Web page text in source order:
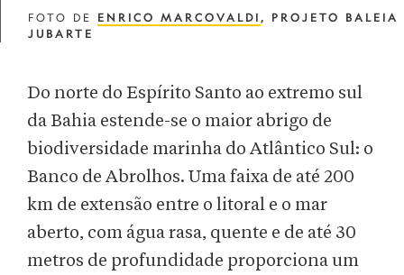
FOTO DE ENRICO MARCOVALDI , PROJETO BALEIA
JUBARTE
Do norte do Espírito Santo ao extremo sul
da Bahia estende-se o maior abrigo de
biodiversidade marinha do Atlântico Sul: o
Banco de Abrolhos. Uma faixa de até 200
km de extensão entre o litoral e o mar
aberto, com água rasa, quente e de até 30
metros de profundidade proporciona um